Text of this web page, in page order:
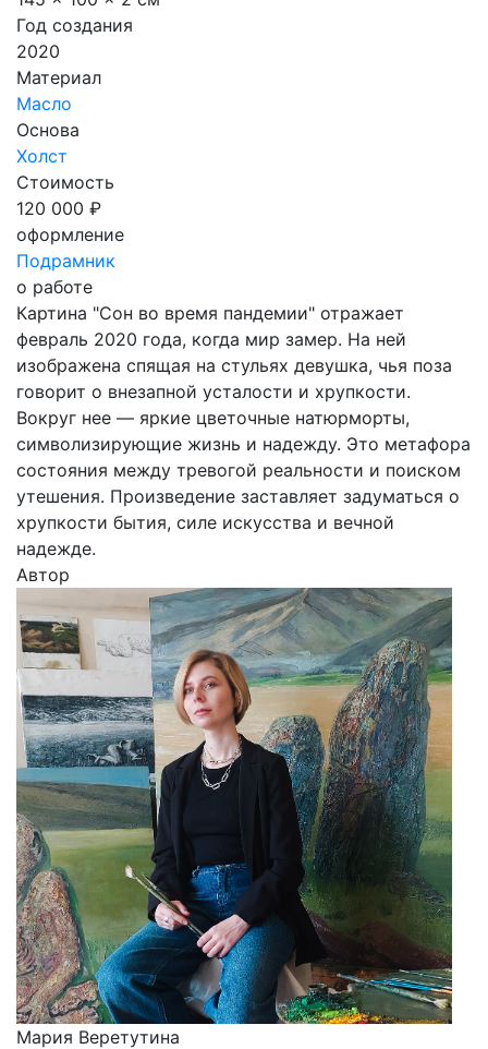
Год создания
2020
Материал
Масло
Основа
Холст
Стоимость
120 000 ₽
оформление
Подрамник
о работе
Картина "Сон во время пандемии" отражает
февраль 2020 года, когда мир замер. На ней
изображена спящая на стульях девушка, чья поза
говорит о внезапной усталости и хрупкости.
Вокруг нее — яркие цветочные натюрморты,
символизирующие жизнь и надежду. Это метафора
состояния между тревогой реальности и поиском
утешения. Произведение заставляет задуматься о
хрупкости бытия, силе искусства и вечной
надежде.
Автор
Мария Веретутина